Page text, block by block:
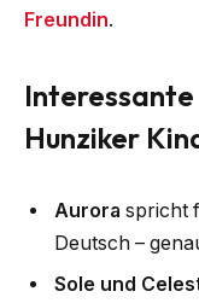
Freundin.
Hunziker
Aurora spricht
Deutsch –
Sole und